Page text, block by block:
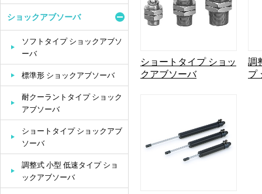
ショートタイプ ショッ
クアブソーバ
調
プ
ショックアブソーバ
ソフトタイプ ショックアブソ
ーバ
標準形 ショックアブソーバ
耐クーラントタイプ ショック
アブソーバ
ショートタイプ ショックアブ
ソーバ
調整式 小型 低速タイプ ショ
ックアブソーバ